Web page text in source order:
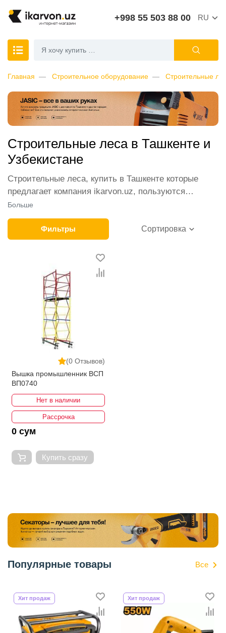
+998 55 503 88 00 RU
Главная Строительное оборудование Строительные
Строительные леса в Ташкенте и
Узбекистане
Строительные леса, купить в Ташкенте которые
предлагает компания ikarvon.uz, пользуются
широким спросом среди наших клиентов. Мы
обеспечиваем лучшие условия продажи этой
категории товара. Строительные леса в интернет-
магазине представлены ведущими
производителями и брендами, список которых
постоянно расширяется. Мы доставляем товар в
любом количестве по всей территории страны. Все
это дополняет лучшая по Узбекистану стоимость,
Строительные леса от ikarvon.uz — это самый
широкий диапазон цен. Причем здесь представлена
оптимальная цена для каждой позиции из категории
Строительные леса.
Больше
Фильтры Сортировка
(0 Отзывов)
Вышка промышленник ВСП
ВП0740
Нет в наличии
Рассрочка
0 сум
Купить сразу
Популярные товары Все
Хит продаж Хит продаж